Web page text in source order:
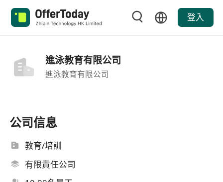
登入
進泳教育有限公司
進泳教育有限公司
公司信息
教育/培訓
有限責任公司